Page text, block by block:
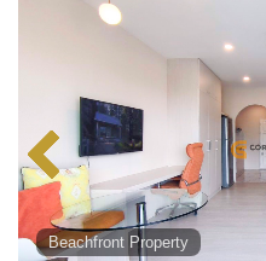
Beachfront Property